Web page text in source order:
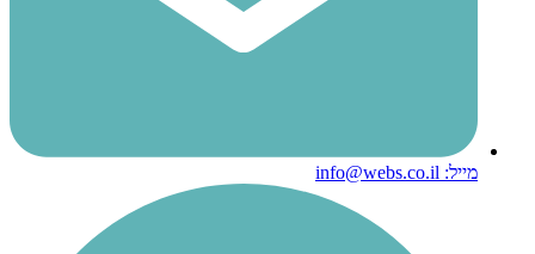
מייל: info@webs.co.il